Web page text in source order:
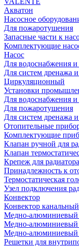
Акватон
Насосное
Для пожаротушения
Запасные части к
Комплектующие
Насос
Для водоснабжения
Для систем дренажа
Циркуляционный
Установки
Для водоснабжения
Для пожаротушения
Для систем дренажа
Отопительные
Комплектующие
Клапан ручной для
Клапан
Крепеж для радиатора
Принадлежность к
Термостатическая
Узел подключения
Конвектор
Конвектор канальный
Медно-алюминиевый
Медно-алюминиевый
Медно-алюминиевый
Решетки для